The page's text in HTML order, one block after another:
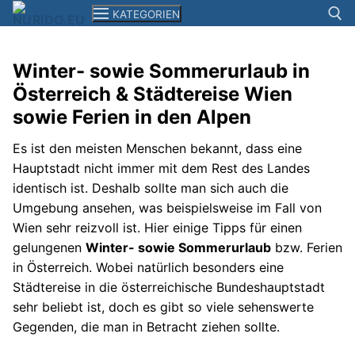
Zum
Inhalt
KATEGORIEN
News
Smartphones+Tablets
Computer
Kameras
Elektronik
Reisen
Filme+Serien
Musik
Winter- sowie Sommerurlaub in
Österreich & Städtereise Wien
sowie Ferien in den Alpen
Es ist den meisten Menschen bekannt, dass eine
Hauptstadt nicht immer mit dem Rest des Landes
identisch ist. Deshalb sollte man sich auch die
Umgebung ansehen, was beispielsweise im Fall von
Wien sehr reizvoll ist. Hier einige Tipps für einen
gelungenen Winter- sowie Sommerurlaub bzw. Ferien
in Österreich. Wobei natürlich besonders eine
Städtereise in die österreichische Bundeshauptstadt
sehr beliebt ist, doch es gibt so viele sehenswerte
Gegenden, die man in Betracht ziehen sollte.